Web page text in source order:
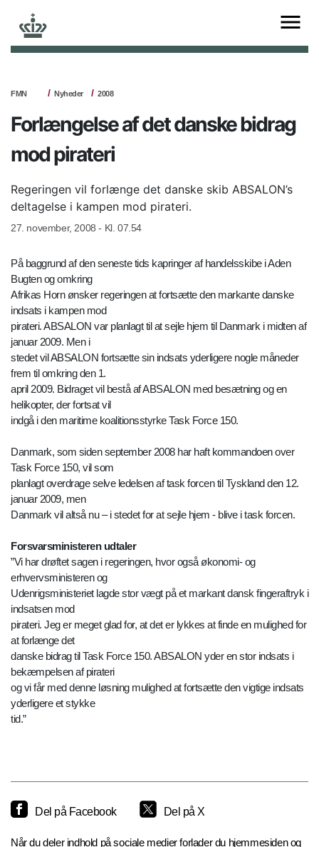
FMN Nyheder 2008
Forlængelse af det danske bidrag
mod pirateri
Regeringen vil forlænge det danske skib ABSALON’s
deltagelse i kampen mod pirateri.
27. november, 2008 - Kl. 07.54
På baggrund af den seneste tids kapringer af handelsskibe i Aden
Bugten og omkring
Afrikas Horn ønsker regeringen at fortsætte den markante danske
indsats i kampen mod
pirateri. ABSALON var planlagt til at sejle hjem til Danmark i midten af
januar 2009. Men i
stedet vil ABSALON fortsætte sin indsats yderligere nogle måneder
frem til omkring den 1.
april 2009. Bidraget vil bestå af ABSALON med besætning og en
helikopter, der fortsat vil
indgå i den maritime koalitionsstyrke Task Force 150.
Danmark, som siden september 2008 har haft kommandoen over
Task Force 150, vil som
planlagt overdrage selve ledelsen af task forcen til Tyskland den 12.
januar 2009, men
Danmark vil altså nu – i stedet for at sejle hjem - blive i task forcen.
Forsvarsministeren udtaler
”Vi har drøftet sagen i regeringen, hvor også økonomi- og
erhvervsministeren og
Udenrigsministeriet lagde stor vægt på et markant dansk fingeraftryk i
indsatsen mod
pirateri. Jeg er meget glad for, at det er lykkes at finde en mulighed for
at forlænge det
danske bidrag til Task Force 150. ABSALON yder en stor indsats i
bekæmpelsen af pirateri
og vi får med denne løsning mulighed at fortsætte den vigtige indsats
yderligere et stykke
tid.”
Del på Facebook Del på X
Når du deler indhold på sociale medier forlader du hjemmesiden og